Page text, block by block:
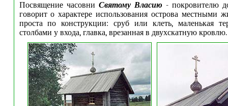
Посвящениe часовни Святому Власию - покровителю
говорит о характере использования острова местными
проста по конструкции: сруб или клеть, маленькая
столбами у входа, главка, врезанная в двухскатную кровлю.